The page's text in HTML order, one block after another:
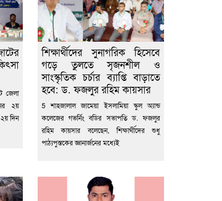
জেলা
২য়
দিন
শিক্ষার্থীদের সুনাগরিক হিসেবে
গড়ে তুলতে সৃজনশীল ও
সাংস্কৃতিক চর্চার ব্যাপ্তি বাড়াতে
হবে: ড. ফজলুর রহিম কায়সার
5 শাহজালাল জামেয়া ইসলামিয়া স্কুল অ্যান্ড
কলেজের গভর্নিং বডির সভাপতি ড. ফজলুর
রহিম কায়সার বলেছেন, শিক্ষার্থীদের শুধু
পাঠ্যপুস্তকের জ্ঞানার্জনের মধ্যেই